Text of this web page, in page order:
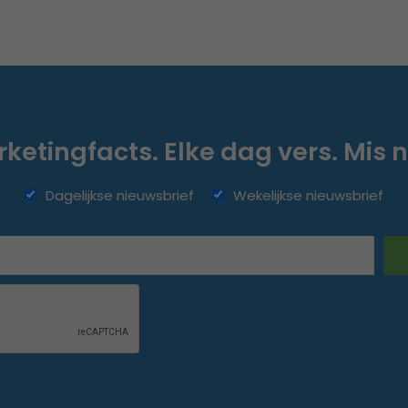
Elke dag vers. Mis
Dagelijkse nieuwsbrief Wekelijkse nieuwsbrief